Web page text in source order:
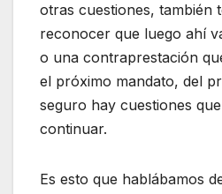
otras cuestiones, también
reconocer que luego ahí
o una contraprestación
el próximo mandato, del
seguro hay cuestiones
continuar.
Es esto que hablábamos